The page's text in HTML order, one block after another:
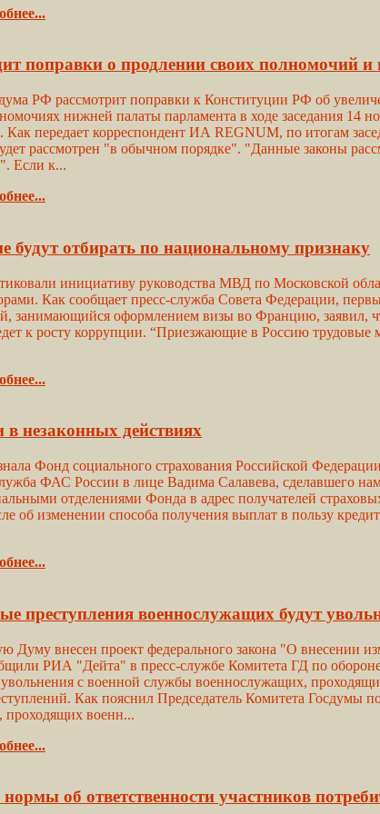
поправки о продлении своих полномочий и
дума РФ рассмотрит поправки к Конституции РФ об
нижней палаты парламента в ходе заседания 14
Как передает корреспондент ИА REGNUM, по итогам
рассмотрен "в обычном порядке". "Данные законы
Если к...
будут отбирать по национальному признаку
инициативу руководства МВД по Московской
Как сообщает пресс-служба Совета Федерации,
занимающийся оформлением визы во Францию, заявил,
к росту коррупции. “Приезжающие в Россию
незаконных действиях
Фонд социального страхования Российской
ФАС России в лице Вадима Салавева, сделавшего
отделениями Фонда в адрес получателей
об изменении способа получения выплат в пользу
преступления военнослужащих будут
Думу внесен проект федерального закона "О внесении
РИА "Дейта" в пресс-службе Комитета ГД по
увольнения с военной службы военнослужащих,
Как пояснил Председатель Комитета Госдумы
военн...
об ответственности участников